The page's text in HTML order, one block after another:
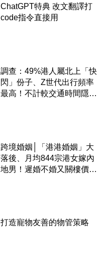
ChatGPT特典 改文翻譯打
code指令直接用
調查：49%港人屬北上「快
閃」份子、Z世代出行頻率
最高！不計較交通時間隱形
跨境婚姻│「港港婚姻」大
落後、月均844宗港女嫁內
地男！遲婚不婚又關樓價
打造寵物友善的物管策略